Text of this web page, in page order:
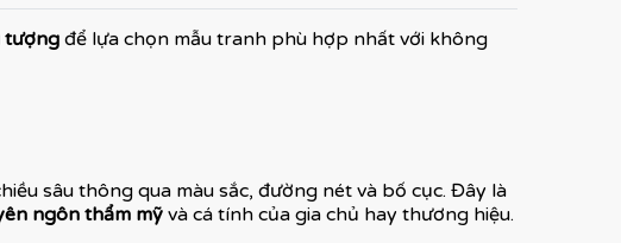
tượngđể lựa chọn mẫu tranh phù hợp nhất với không
sâu thông qua màu sắc, đường nét và bố cục. Đây là
ngôn thẩm mỹvà cá tính của gia chủ hay thương hiệu.